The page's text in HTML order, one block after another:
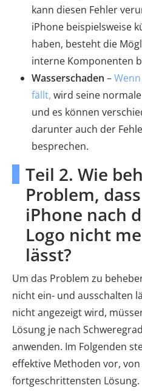
kann diesen Fehler
iPhone beispielsweise
haben, besteht die
interne Komponenten
Wasserschaden –
fällt, wird seine
und es können
darunter auch der
besprechen.
Teil 2. Wie
Problem,
iPhone nach
Logo nicht
lässt?
Um das Problem zu
nicht ein- und ausschalten
nicht angezeigt wird,
Lösung je nach
anwenden. Im Folgenden
effektive Methoden vor,
fortgeschrittensten Lösung.